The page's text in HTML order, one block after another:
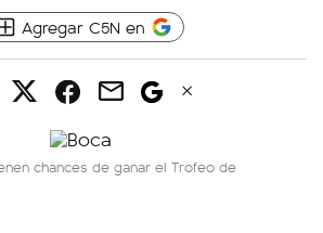
Agregar C5N en
chances de ganar el Trofeo de